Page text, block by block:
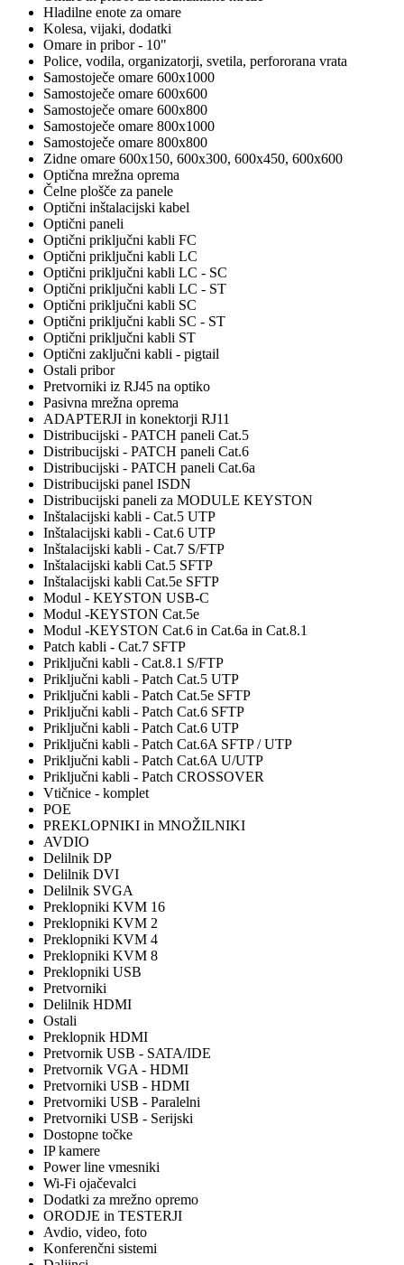
Hladilne enote za omare
Kolesa, vijaki, dodatki
Omare in pribor - 10"
Police, vodila, organizatorji, svetila, perfororana vrata
Samostoječe omare 600x1000
Samostoječe omare 600x600
Samostoječe omare 600x800
Samostoječe omare 800x1000
Samostoječe omare 800x800
Zidne omare 600x150, 600x300, 600x450, 600x600
Optična mrežna oprema
Čelne plošče za panele
Optični inštalacijski kabel
Optični paneli
Optični priključni kabli FC
Optični priključni kabli LC
Optični priključni kabli LC - SC
Optični priključni kabli LC - ST
Optični priključni kabli SC
Optični priključni kabli SC - ST
Optični priključni kabli ST
Optični zaključni kabli - pigtail
Ostali pribor
Pretvorniki iz RJ45 na optiko
Pasivna mrežna oprema
ADAPTERJI in konektorji RJ11
Distribucijski - PATCH paneli Cat.5
Distribucijski - PATCH paneli Cat.6
Distribucijski - PATCH paneli Cat.6a
Distribucijski panel ISDN
Distribucijski paneli za MODULE KEYSTON
Inštalacijski kabli - Cat.5 UTP
Inštalacijski kabli - Cat.6 UTP
Inštalacijski kabli - Cat.7 S/FTP
Inštalacijski kabli Cat.5 SFTP
Inštalacijski kabli Cat.5e SFTP
Modul - KEYSTON USB-C
Modul -KEYSTON Cat.5e
Modul -KEYSTON Cat.6 in Cat.6a in Cat.8.1
Patch kabli - Cat.7 SFTP
Priključni kabli - Cat.8.1 S/FTP
Priključni kabli - Patch Cat.5 UTP
Priključni kabli - Patch Cat.5e SFTP
Priključni kabli - Patch Cat.6 SFTP
Priključni kabli - Patch Cat.6 UTP
Priključni kabli - Patch Cat.6A SFTP / UTP
Priključni kabli - Patch Cat.6A U/UTP
Priključni kabli - Patch CROSSOVER
Vtičnice - komplet
POE
PREKLOPNIKI in MNOŽILNIKI
AVDIO
Delilnik DP
Delilnik DVI
Delilnik SVGA
Preklopniki KVM 16
Preklopniki KVM 2
Preklopniki KVM 4
Preklopniki KVM 8
Preklopniki USB
Pretvorniki
Delilnik HDMI
Ostali
Preklopnik HDMI
Pretvornik USB - SATA/IDE
Pretvornik VGA - HDMI
Pretvorniki USB - HDMI
Pretvorniki USB - Paralelni
Pretvorniki USB - Serijski
Dostopne točke
IP kamere
Power line vmesniki
Wi-Fi ojačevalci
Dodatki za mrežno opremo
ORODJE in TESTERJI
Avdio, video, foto
Konferenčni sistemi